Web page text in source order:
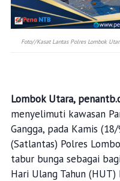
Foto//Kasat Lantas Polres Lombok
Lombok Utara,
menyelimuti kawasan
Gangga, pada Kamis
(Satlantas) Polres
tabur bunga sebagai
Hari Ulang Tahun